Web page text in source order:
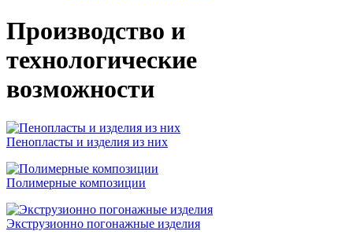
Производство и
технологические
возможности
Пенопласты и изделия из них
Полимерные композиции
Экструзионно погонажные изделия